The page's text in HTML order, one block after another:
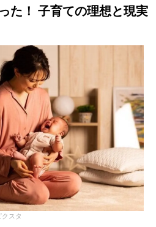
た！ 子育ての理想と現実
スタ